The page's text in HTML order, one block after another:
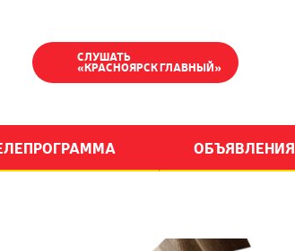
СЛУШАТЬ
«КРАСНОЯРСК ГЛАВНЫЙ»
ОБЪЯВЛЕНИЯ